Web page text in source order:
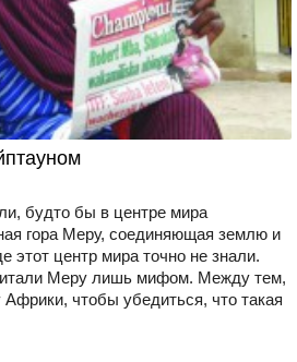
будто бы в центре мира
гора Меру, соединяющая землю и
этот центр мира точно не знали.
Меру лишь мифом. Между тем,
Африки, чтобы убедиться, что такая